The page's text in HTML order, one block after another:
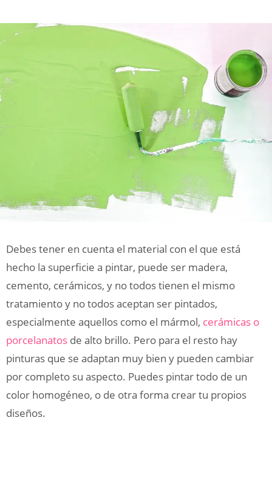
Debes tener en cuenta el material con el que está
hecho la superficie a pintar, puede ser madera,
cemento, cerámicos, y no todos tienen el mismo
tratamiento y no todos aceptan ser pintados,
especialmente aquellos como el mármol, cerámicas o
porcelanatos de alto brillo. Pero para el resto hay
pinturas que se adaptan muy bien y pueden cambiar
por completo su aspecto. Puedes pintar todo de un
color homogéneo, o de otra forma crear tu propios
diseños.